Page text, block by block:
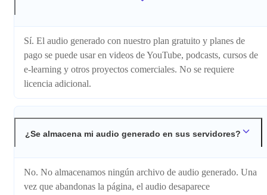
Sí. El audio generado con nuestro plan gratuito y planes de
pago se puede usar en videos de YouTube, podcasts, cursos de
e-learning y otros proyectos comerciales. No se requiere
licencia adicional.
¿Se almacena mi audio generado en sus servidores?
No. No almacenamos ningún archivo de audio generado. Una
vez que abandonas la página, el audio desaparece